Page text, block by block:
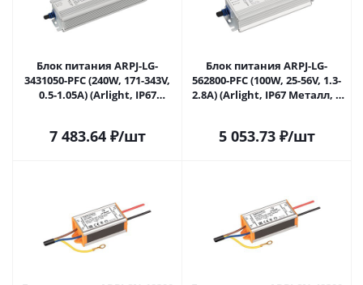
Блок питания ARPJ-LG-
3431050-PFC (240W, 171-343V,
0.5-1.05A) (Arlight, IP67
7 483.64₽/шт
Блок питания ARPJ-LG-
562800-PFC (100W, 25-56V, 1.3-
2.8A) (Arlight, IP67 Металл, 5
5 053.73₽/шт